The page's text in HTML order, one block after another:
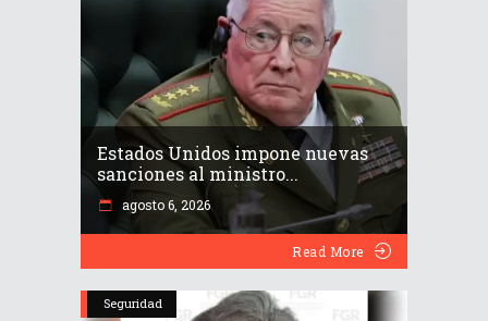
Estados Unidos impone nuevas
sanciones al ministro...
agosto 6, 2026
Read More
Seguridad